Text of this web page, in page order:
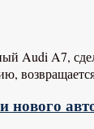
Audi A7,
нового